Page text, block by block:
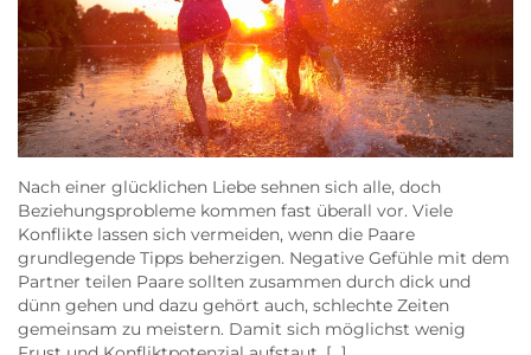
Nach einer glücklichen Liebe sehnen sich alle, doch
Beziehungsprobleme kommen fast überall vor. Viele
Konflikte lassen sich vermeiden, wenn die Paare
grundlegende Tipps beherzigen. Negative Gefühle mit dem
Partner teilen Paare sollten zusammen durch dick und
dünn gehen und dazu gehört auch, schlechte Zeiten
gemeinsam zu meistern. Damit sich möglichst wenig